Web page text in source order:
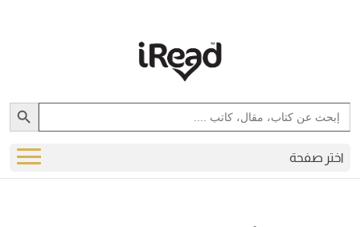
Search
for:
Search Button
اختر صفحة